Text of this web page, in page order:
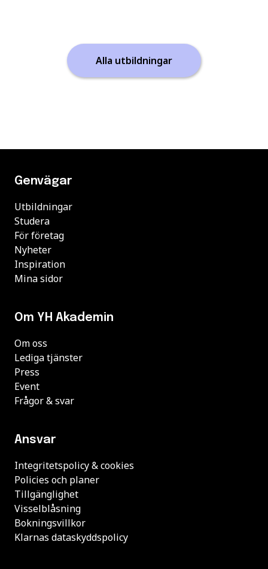
Alla utbildningar
Genvägar
Utbildningar
Studera
För företag
Nyheter
Inspiration
Mina sidor
Om YH Akademin
Om oss
Lediga tjänster
Press
Event
Frågor & svar
Ansvar
Integritetspolicy & cookies
Policies och planer
Tillgänglighet
Visselblåsning
Bokningsvillkor
Klarnas dataskyddspolicy